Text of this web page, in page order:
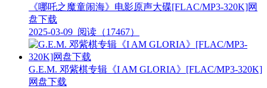
《哪吒之魔童闹海》电影原声大碟[FLAC/MP3-320K]网
盘下载
2025-03-09 阅读（17467）
G.E.M. 邓紫棋专辑《I AM GLORIA》[FLAC/MP3-320K]
网盘下载